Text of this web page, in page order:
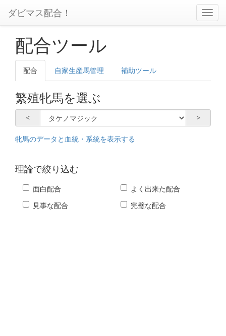
ダビマス配合！
配合ツール
配合 自家生産馬管理 補助ツール
繁殖牝馬を選ぶ
< >
牝馬のデータと血統・系統を表示する
理論で絞り込む
面白配合
よく出来た配合
見事な配合
完璧な配合